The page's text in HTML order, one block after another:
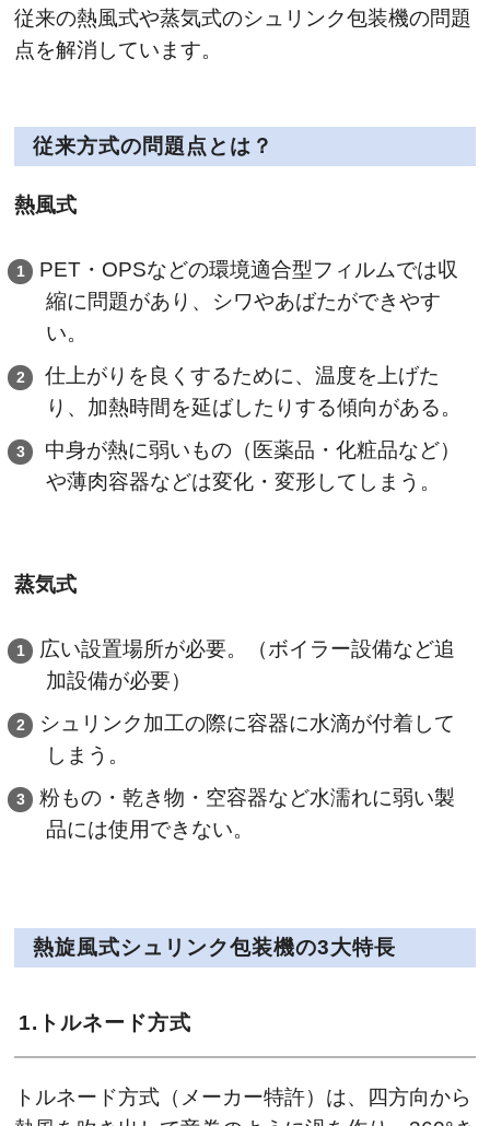
従来の熱風式や蒸気式のシュリンク包装機の問題
点を解消しています。
従来方式の問題点とは？
熱風式
PET・OPSなどの環境適合型フィルムでは収
縮に問題があり、シワやあばたができやす
い。
仕上がりを良くするために、温度を上げた
り、加熱時間を延ばしたりする傾向がある。
中身が熱に弱いもの（医薬品・化粧品など）
や薄肉容器などは変化・変形してしまう。
蒸気式
広い設置場所が必要。（ボイラー設備など追
加設備が必要）
シュリンク加工の際に容器に水滴が付着して
しまう。
粉もの・乾き物・空容器など水濡れに弱い製
品には使用できない。
熱旋風式シュリンク包装機の3大特長
1.トルネード方式
トルネード方式（メーカー特許）は、四方向から